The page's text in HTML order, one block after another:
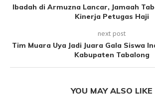
Ibadah di Armuzna Lancar, Jamaah
Kinerja Petugas Haji
next post
Tim Muara Uya Jadi Juara Gala Siswa
Kabupaten Tabalong
YOU MAY ALSO LIKE